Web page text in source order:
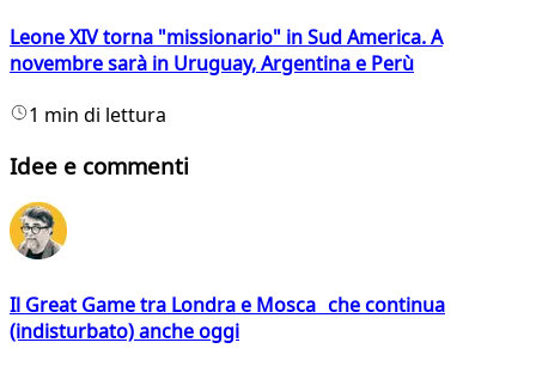
Leone XIV torna "missionario" in Sud America. A
novembre sarà in Uruguay, Argentina e Perù
1 min di lettura
Idee e commenti
Il Great Game tra Londra e Mosca che continua
(indisturbato) anche oggi